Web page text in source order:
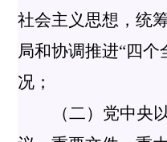
社会主义思想，统
局和协调推进“四
况；
（二）党中央